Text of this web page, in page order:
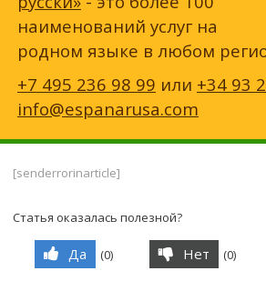
наименований услуг на
родном языке в любом
+7 495 236 98 99 или +34 93
info@espanarusa.com
[senderrorinarticle]
Статья оказалась полезной?
Да (0) Нет (0)